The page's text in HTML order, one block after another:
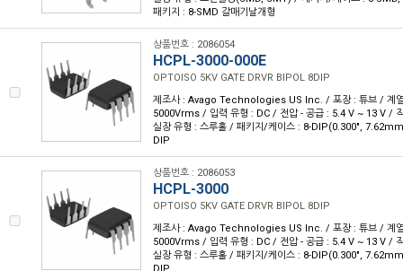
패키지 : 8-SMD 갈매기날개형
상품번호 : 2086054
HCPL-3000-000E
OPTOISO 5KV GATE DRVR BIPOL 8DIP
제조사 : Avago Technologies US Inc. / 포장 : 튜브 / 계
5000Vrms / 입력 유형 : DC / 전압 - 공급 : 5.4 V ~ 13 V /
실장 유형 : 스루홀 / 패키지/케이스 : 8-DIP(0.300",
DIP
상품번호 : 2086053
HCPL-3000
OPTOISO 5KV GATE DRVR BIPOL 8DIP
제조사 : Avago Technologies US Inc. / 포장 : 튜브 / 계
5000Vrms / 입력 유형 : DC / 전압 - 공급 : 5.4 V ~ 13 V /
실장 유형 : 스루홀 / 패키지/케이스 : 8-DIP(0.300",